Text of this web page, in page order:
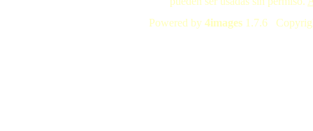
Powered by 4images 1.7.6